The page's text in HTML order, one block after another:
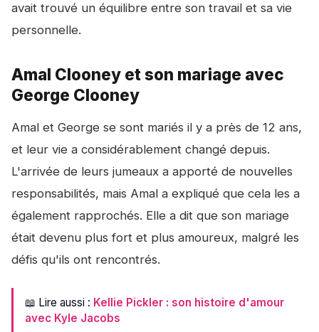
avait trouvé un équilibre entre son travail et sa vie
personnelle.
Amal Clooney et son mariage avec
George Clooney
Amal et George se sont mariés il y a près de 12 ans,
et leur vie a considérablement changé depuis.
L'arrivée de leurs jumeaux a apporté de nouvelles
responsabilités, mais Amal a expliqué que cela les a
également rapprochés. Elle a dit que son mariage
était devenu plus fort et plus amoureux, malgré les
défis qu'ils ont rencontrés.
📖 Lire aussi : Kellie Pickler : son histoire d'amour
avec Kyle Jacobs